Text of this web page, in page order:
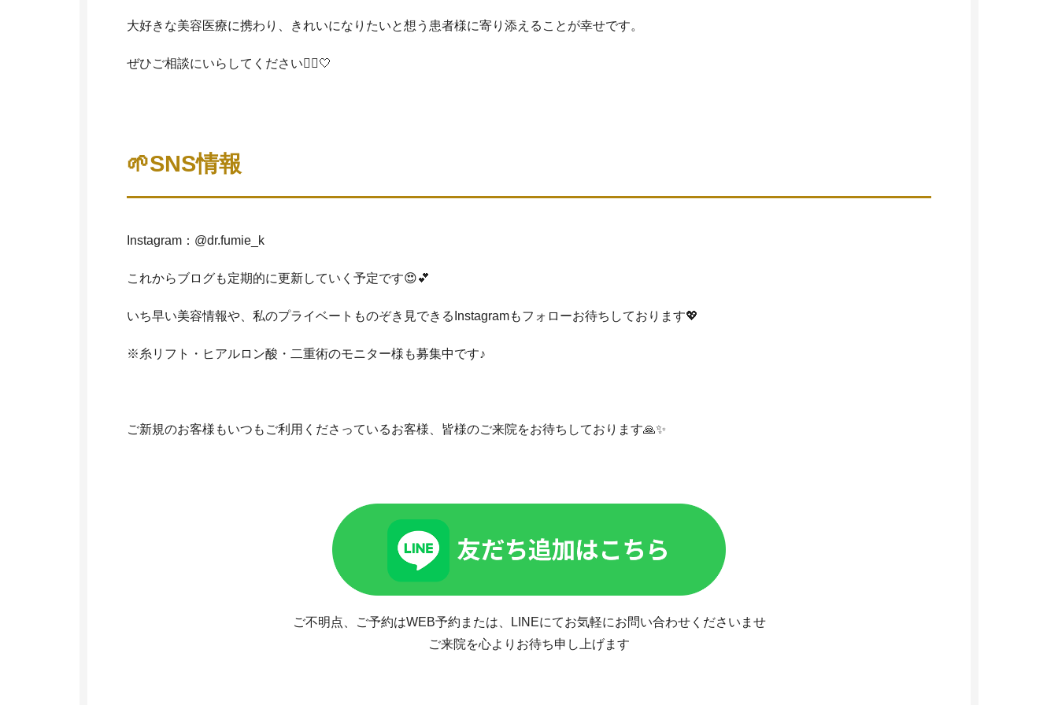
大好きな美容医療に携わり、きれいになりたいと想う患者様に寄り添えることが幸せです。
ぜひご相談にいらしてください💁‍♀️🤍
🌱SNS情報
Instagram：@dr.fumie_k
これからブログも定期的に更新していく予定です😍💕
いち早い美容情報や、私のプライベートものぞき見できるInstagramもフォローお待ちしております💖
※糸リフト・ヒアルロン酸・二重術のモニター様も募集中です♪
ご新規のお客様もいつもご利用くださっているお客様、皆様のご来院をお待ちしております🙏✨
ご不明点、ご予約はWEB予約または、LINEにてお気軽にお問い合わせくださいませ
ご来院を心よりお待ち申し上げます